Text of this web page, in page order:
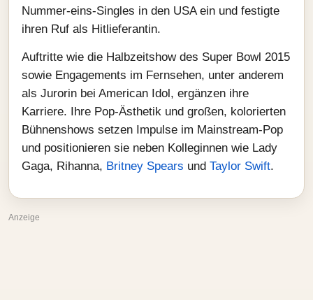
Nummer-eins-Singles in den USA ein und festigte
ihren Ruf als Hitlieferantin.
Auftritte wie die Halbzeitshow des Super Bowl 2015
sowie Engagements im Fernsehen, unter anderem
als Jurorin bei American Idol, ergänzen ihre
Karriere. Ihre Pop-Ästhetik und großen, kolorierten
Bühnenshows setzen Impulse im Mainstream-Pop
und positionieren sie neben Kolleginnen wie Lady
Gaga, Rihanna, Britney Spears und Taylor Swift.
Anzeige